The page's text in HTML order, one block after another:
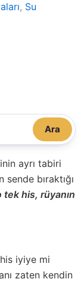
, Su
Ara
ayrı tabiri
bıraktığı
his, rüyanın
iyiye mi
zaten kendin